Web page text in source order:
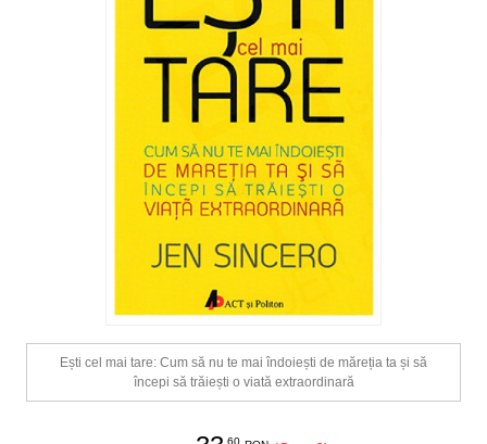
Ești cel mai tare: Cum să nu te mai îndoiești de măreția ta și să
începi să trăiești o viată extraordinară